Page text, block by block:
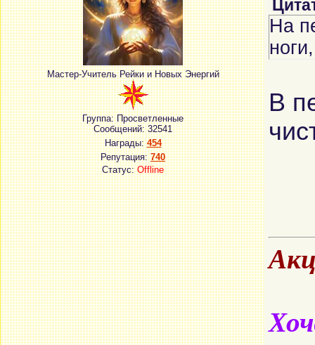
Мастер-Учитель Рейки и Новых Энергий
Группа: Просветленные
Сообщений:32541
Награды:454
Репутация:740
Статус:Offline
На
В